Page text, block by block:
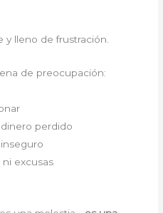
y lleno de frustración.
de preocupación:
perdido
excusas